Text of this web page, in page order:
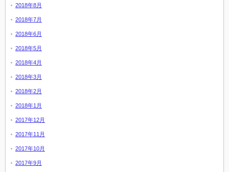
2018年8月
2018年7月
2018年6月
2018年5月
2018年4月
2018年3月
2018年2月
2018年1月
2017年12月
2017年11月
2017年10月
2017年9月